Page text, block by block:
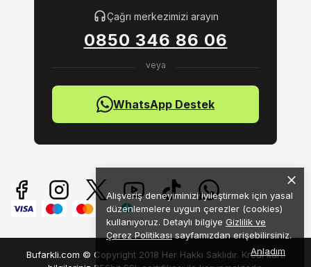
Alışveriş deneyiminizi iyileştirmek için yasal
düzenlemelere uygun çerezler (cookies)
kullanıyoruz. Detaylı bilgiye Gizlilik ve
Çerez Politikası sayfamızdan erişebilirsiniz.
Anladım
Çağrı merkezimizi arayın
0850 346 86 06
WhatsApp Destek
Bufarkli.com © Copyright 2018 Her Hakkı Saklıdır. Kredi kartı